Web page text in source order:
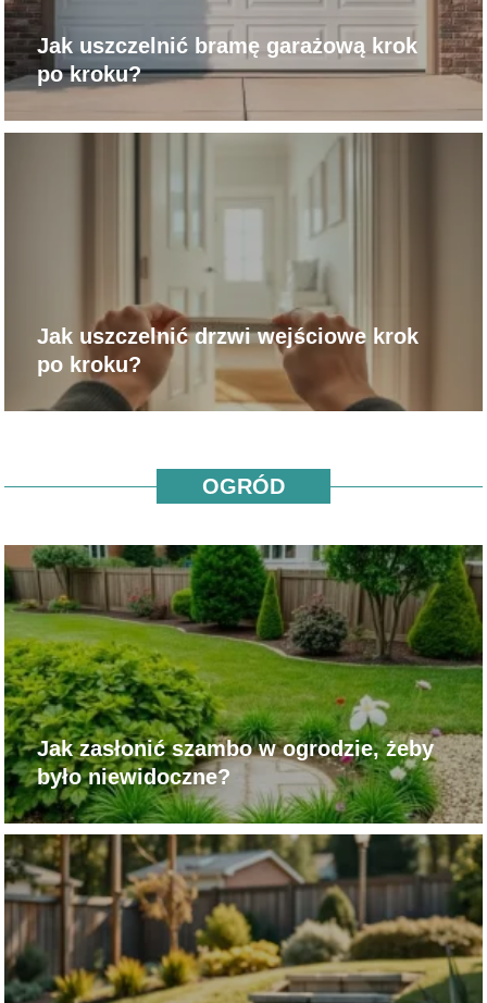
Jak uszczelnić bramę garażową krok
po kroku?
Jak uszczelnić drzwi wejściowe krok
po kroku?
OGRÓD
Jak zasłonić szambo w ogrodzie, żeby
było niewidoczne?